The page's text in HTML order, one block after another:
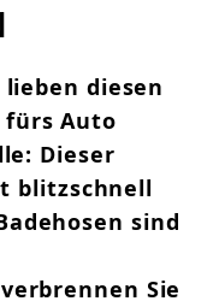
diesen
fürs Auto
Dieser
blitzschnell
sind
Sie